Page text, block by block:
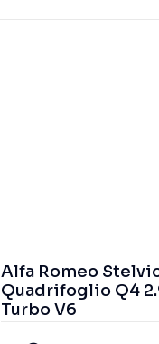
Alfa Romeo
Quadrifoglio Q4
Turbo V6